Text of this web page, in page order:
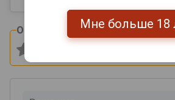
Оцените и напишите отзыв:
Мне больше 18